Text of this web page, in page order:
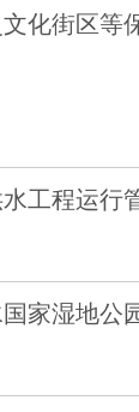
化街区等
工程运行
家湿地公